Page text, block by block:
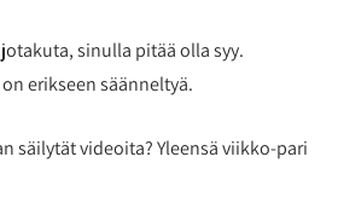
sinulla pitää olla syy.
erikseen säänneltyä.
säilytät videoita? Yleensä viikko-pari